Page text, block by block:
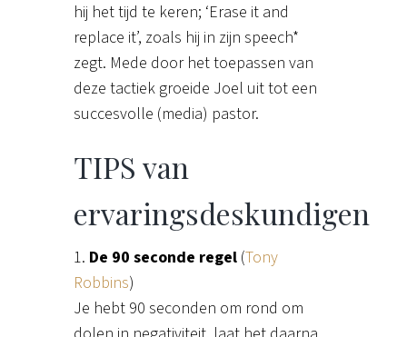
hij het tijd te keren; ‘Erase it and
replace it’, zoals hij in zijn speech*
zegt. Mede door het toepassen van
deze tactiek groeide Joel uit tot een
succesvolle (media) pastor.
TIPS van
ervaringsdeskundigen
1. De 90 seconde regel (Tony
Robbins)
Je hebt 90 seconden om rond om